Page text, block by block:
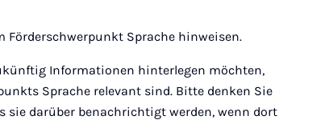
Sprache hinweisen.
Informationen hinterlegen möchten,
Sprache relevant sind. Bitte denken Sie
sie darüber benachrichtigt werden, wenn dort